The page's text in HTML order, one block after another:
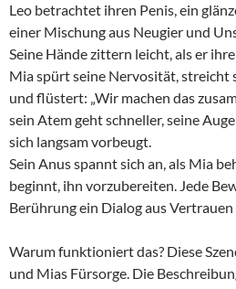
Leo betrachtet ihren Penis, ein
einer Mischung aus Neugier und
Seine Hände zittern leicht, als er
Mia spürt seine Nervosität, streicht
und flüstert: „Wir machen das
sein Atem geht schneller, seine
sich langsam vorbeugt.
Sein Anus spannt sich an, als Mia
beginnt, ihn vorzubereiten. Jede
Berührung ein Dialog aus
Warum funktioniert das? Diese
und Mias Fürsorge. Die